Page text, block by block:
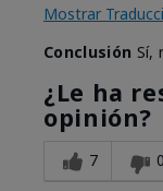
Mostrar
Conclusión Sí,
¿Le ha
opinión?
7 0